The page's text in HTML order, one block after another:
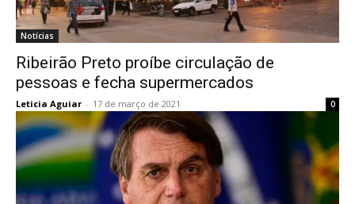
Notícias
Ribeirão Preto proíbe circulação de
pessoas e fecha supermercados
Leticia Aguiar - 17 de março de 2021 0